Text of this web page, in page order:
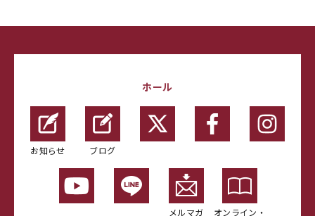
ホール
お知らせ ブログ
メルマガ
オンライン・